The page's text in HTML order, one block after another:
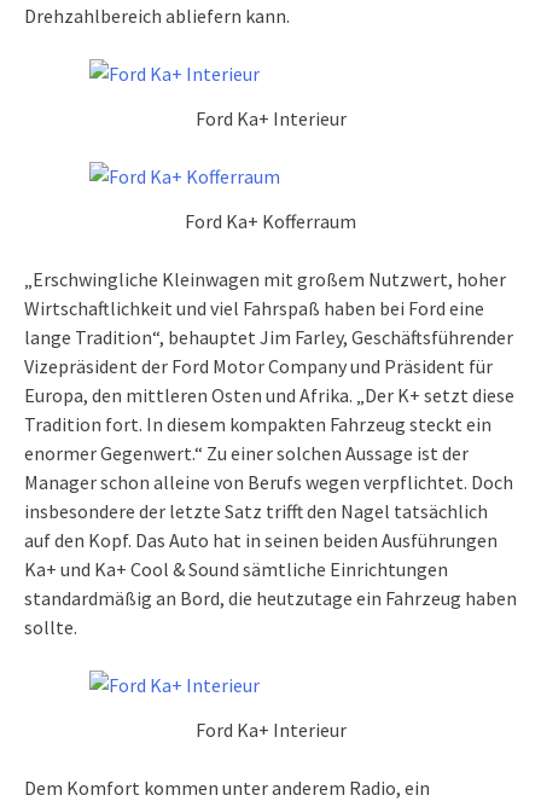
Drehzahlbereich abliefern kann.
Ford Ka+ Interieur
Ford Ka+ Kofferraum
„Erschwingliche Kleinwagen mit großem Nutzwert, hoher
Wirtschaftlichkeit und viel Fahrspaß haben bei Ford eine
lange Tradition“, behauptet Jim Farley, Geschäftsführender
Vizepräsident der Ford Motor Company und Präsident für
Europa, den mittleren Osten und Afrika. „Der K+ setzt diese
Tradition fort. In diesem kompakten Fahrzeug steckt ein
enormer Gegenwert.“ Zu einer solchen Aussage ist der
Manager schon alleine von Berufs wegen verpflichtet. Doch
insbesondere der letzte Satz trifft den Nagel tatsächlich
auf den Kopf. Das Auto hat in seinen beiden Ausführungen
Ka+ und Ka+ Cool & Sound sämtliche Einrichtungen
standardmäßig an Bord, die heutzutage ein Fahrzeug haben
sollte.
Ford Ka+ Interieur
Dem Komfort kommen unter anderem Radio, ein